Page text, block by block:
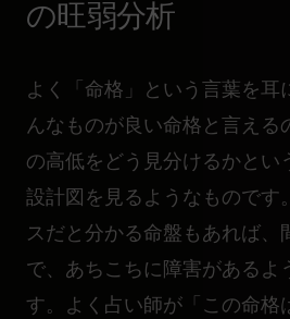
の旺弱分析
よく「命格」という言葉を
んなものが良い命格と言える
の高低をどう見分けるかとい
設計図を見るようなものです
スだと分かる命盤もあれば、
で、あちこちに障害があるよ
す。よく占い師が「この命格